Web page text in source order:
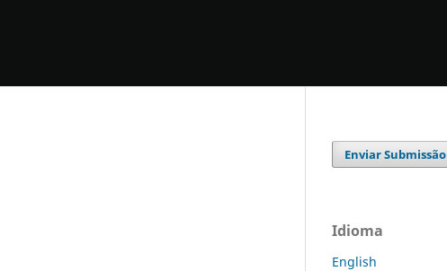
Enviar Submissão
Idioma
English